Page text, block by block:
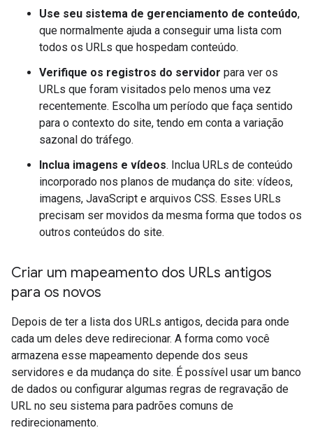
Use seu sistema de gerenciamento de conteúdo,
que normalmente ajuda a conseguir uma lista com
todos os URLs que hospedam conteúdo.
Verifique os registros do servidor para ver os
URLs que foram visitados pelo menos uma vez
recentemente. Escolha um período que faça sentido
para o contexto do site, tendo em conta a variação
sazonal do tráfego.
Inclua imagens e vídeos. Inclua URLs de conteúdo
incorporado nos planos de mudança do site: vídeos,
imagens, JavaScript e arquivos CSS. Esses URLs
precisam ser movidos da mesma forma que todos os
outros conteúdos do site.
Criar um mapeamento dos URLs antigos
para os novos
Depois de ter a lista dos URLs antigos, decida para onde
cada um deles deve redirecionar. A forma como você
armazena esse mapeamento depende dos seus
servidores e da mudança do site. É possível usar um banco
de dados ou configurar algumas regras de regravação de
URL no seu sistema para padrões comuns de
redirecionamento.